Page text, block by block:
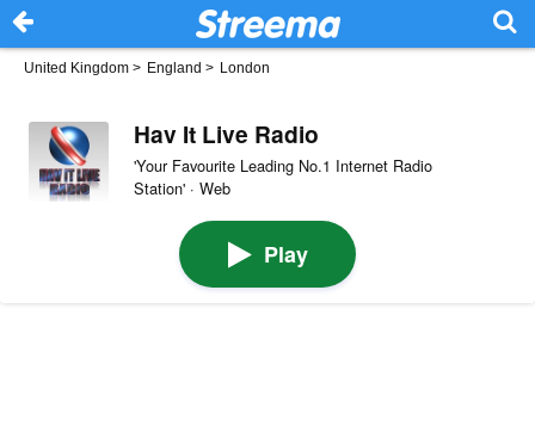
United Kingdom > England > London
Hav It Live Radio
'Your Favourite Leading No.1 Internet Radio
Station' · Web
Play